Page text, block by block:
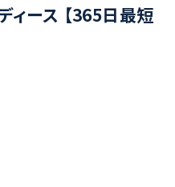
ィース 【365日最短